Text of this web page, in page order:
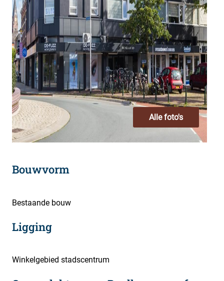
Alle foto's
Bouwvorm
Bestaande bouw
Ligging
Winkelgebied stadscentrum